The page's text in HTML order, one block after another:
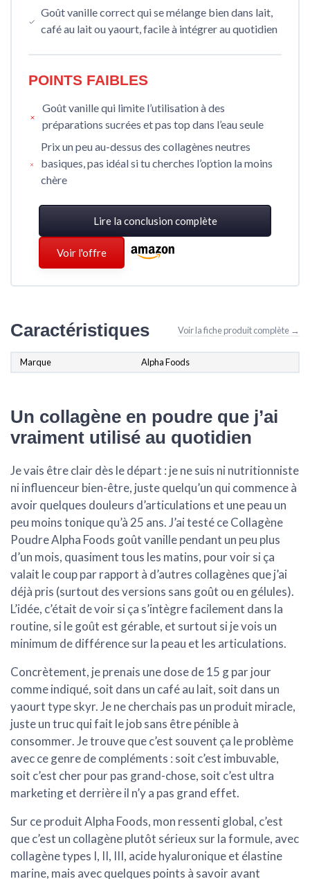
Goût vanille correct qui se mélange bien dans lait,
café au lait ou yaourt, facile à intégrer au quotidien
POINTS FAIBLES
Goût vanille qui limite l’utilisation à des
préparations sucrées et pas top dans l’eau seule
Prix un peu au-dessus des collagènes neutres
basiques, pas idéal si tu cherches l’option la moins
chère
Lire la conclusion complète
Voir l'offre
Caractéristiques Voir la fiche produit complète →
Marque ‎Alpha Foods
Un collagène en poudre que j’ai
vraiment utilisé au quotidien
Je vais être clair dès le départ : je ne suis ni nutritionniste
ni influenceur bien-être, juste quelqu’un qui commence à
avoir quelques douleurs d’articulations et une peau un
peu moins tonique qu’à 25 ans. J’ai testé ceCollagène
Poudre Alpha Foods goût vanillependant un peu plus
d’un mois, quasiment tous les matins, pour voir si ça
valait le coup par rapport à d’autres collagènes que j’ai
déjà pris (surtout des versions sans goût ou en gélules).
L’idée, c’était de voir si ça s’intègre facilement dans la
routine, si le goût est gérable, et surtout si je vois un
minimum de différence sur la peau et les articulations.
Concrètement, je prenais une dose de 15 g par jour
comme indiqué, soit dans un café au lait, soit dans un
yaourt type skyr. Je ne cherchais pas un produit miracle,
juste un truc quifait le job sans être pénible à
consommer. Je trouve que c’est souvent ça le problème
avec ce genre de compléments : soit c’est imbuvable,
soit c’est cher pour pas grand-chose, soit c’est ultra
marketing et derrière il n’y a pas grand effet.
Sur ce produit Alpha Foods, mon ressenti global, c’est
que c’est un collagène plutôt sérieux sur la formule, avec
collagène types I, II, III, acide hyaluronique et élastine
marine, mais avec quelques points à savoir avant